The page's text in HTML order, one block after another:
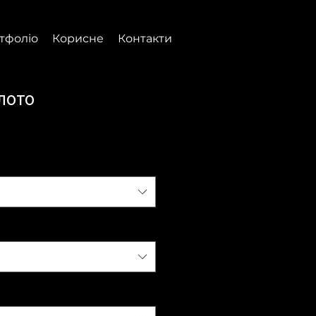
Корисне Контакти